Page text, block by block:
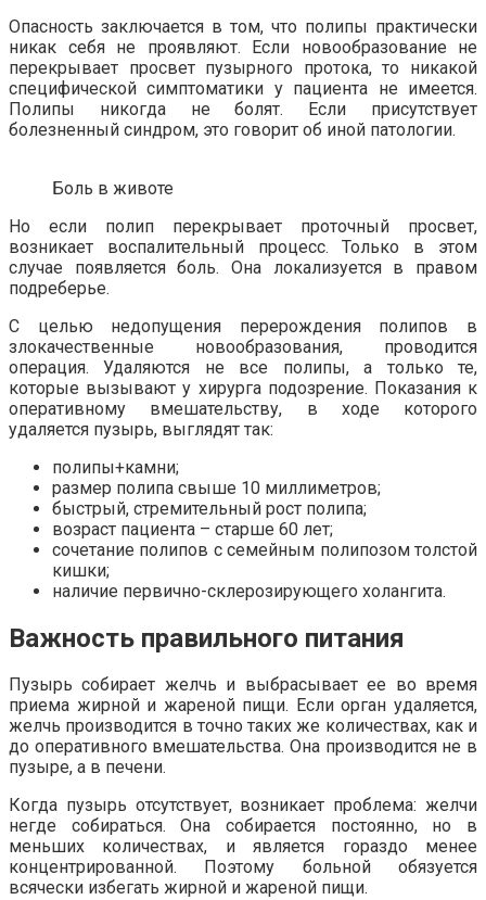
Опасность заключается в том, что полипы практически
никак себя не проявляют. Если новообразование не
перекрывает просвет пузырного протока, то никакой
специфической симптоматики у пациента не имеется.
Полипы никогда не болят. Если присутствует
болезненный синдром, это говорит об иной патологии.
Боль в животе
Но если полип перекрывает проточный просвет,
возникает воспалительный процесс. Только в этом
случае появляется боль. Она локализуется в правом
подреберье.
С целью недопущения перерождения полипов в
злокачественные новообразования, проводится
операция. Удаляются не все полипы, а только те,
которые вызывают у хирурга подозрение. Показания к
оперативному вмешательству, в ходе которого
удаляется пузырь, выглядят так:
полипы+камни;
размер полипа свыше 10 миллиметров;
быстрый, стремительный рост полипа;
возраст пациента – старше 60 лет;
сочетание полипов с семейным полипозом толстой
кишки;
наличие первично-склерозирующего холангита.
Важность правильного питания
Пузырь собирает желчь и выбрасывает ее во время
приема жирной и жареной пищи. Если орган удаляется,
желчь производится в точно таких же количествах, как и
до оперативного вмешательства. Она производится не в
пузыре, а в печени.
Когда пузырь отсутствует, возникает проблема: желчи
негде собираться. Она собирается постоянно, но в
меньших количествах, и является гораздо менее
концентрированной. Поэтому больной обязуется
всячески избегать жирной и жареной пищи.